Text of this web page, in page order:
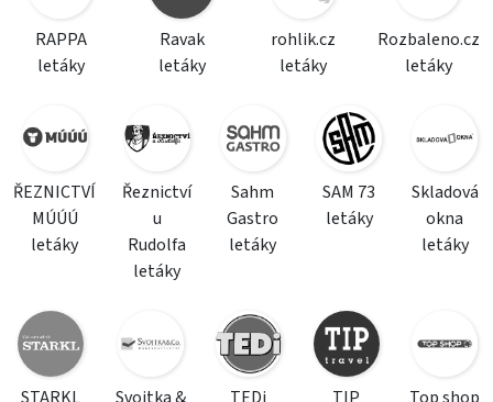
RAPPA
letáky
Ravak
letáky
rohlik.cz
letáky
Rozbaleno.cz
letáky
ŘEZNICTVÍ
MÚÚÚ
letáky
Řeznictví
u
Rudolfa
letáky
Sahm
Gastro
letáky
SAM 73
letáky
Skladová
okna
letáky